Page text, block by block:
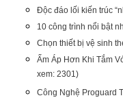
Độc đáo lối kiến trúc
10 công trình nổi bật
Chọn thiết bị vệ sinh
Ấm Áp Hơn Khi Tắm
xem: 2301)
Công Nghệ Proguard